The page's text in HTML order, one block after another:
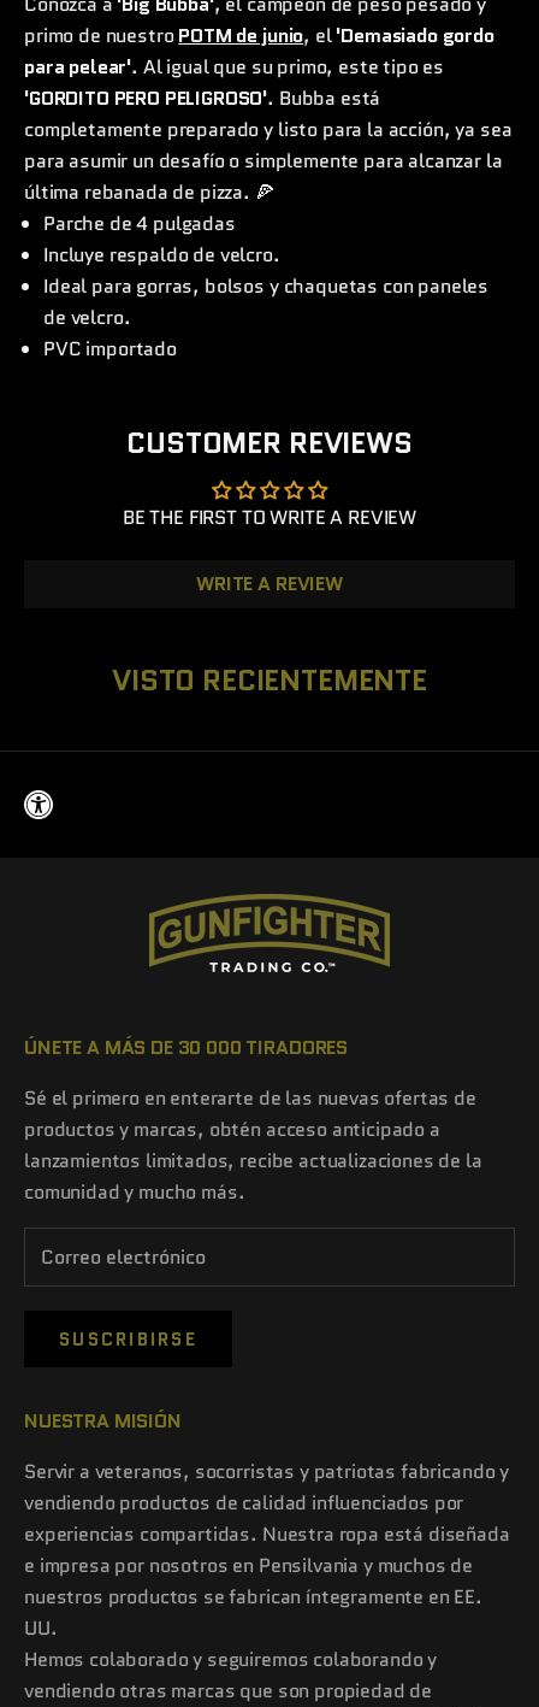
primo de nuestro POTM de junio, el'Demasiado gordo
para pelear'. Al igual que su primo, este tipo es
'GORDITO PERO PELIGROSO'. Bubba está
completamente preparado y listo para la acción, ya sea
para asumir un desafío o simplemente para alcanzar la
última rebanada de pizza. 🍕
Parche de 4 pulgadas
Incluye respaldo de velcro.
Ideal para gorras, bolsos y chaquetas con paneles
de velcro.
PVC importado
CUSTOMER REVIEWS
BE THE FIRST TO WRITE A REVIEW
WRITE A REVIEW
VISTO RECIENTEMENTE
ÚNETE A MÁS DE 30 000 TIRADORES
Sé el primero en enterarte de las nuevas ofertas de
productos y marcas, obtén acceso anticipado a
lanzamientos limitados, recibe actualizaciones de la
comunidad y mucho más.
SUSCRIBIRSE
NUESTRA MISIÓN
Servir a veteranos, socorristas y patriotas fabricando y
vendiendo productos de calidad influenciados por
experiencias compartidas. Nuestra ropa está diseñada
e impresa por nosotros en Pensilvania y muchos de
nuestros productos se fabrican íntegramente en EE.
UU.
Hemos colaborado y seguiremos colaborando y
vendiendo otras marcas que son propiedad de